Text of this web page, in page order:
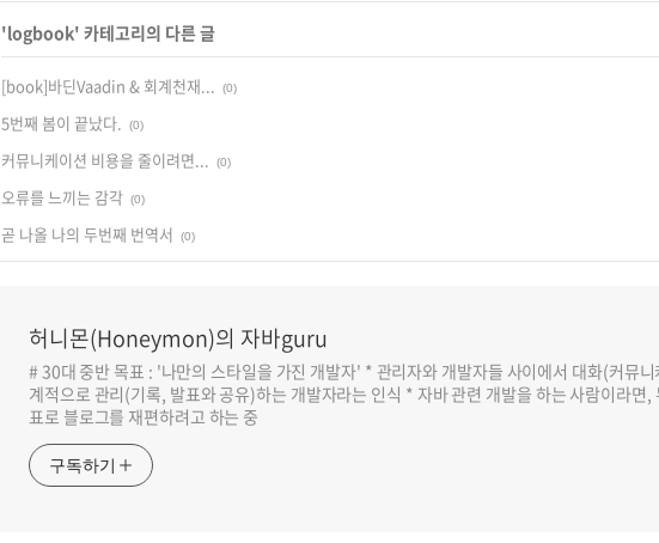
'logbook' 카테고리의 다른 글
[book]바딘Vaadin & 회계천재... (0)
5번째 봄이 끝났다.
(0)
커뮤니케이션 비용을 줄이려면...
(0)
오류를 느끼는 감각 (0)
곧 나올 나의 두번째 번역서
(0)
허니몬(Honeymon)의 자바guru
# 30대 중반 목표 : '나만의 스타일을 가진 개발자' * 관리자와 개발자들 사이에서 대화(커뮤
계적으로 관리(기록, 발표와 공유)하는 개발자라는 인식 * 자바 관련 개발을 하는 사람이라면
표로 블로그를 재편하려고 하는 중
구독하기